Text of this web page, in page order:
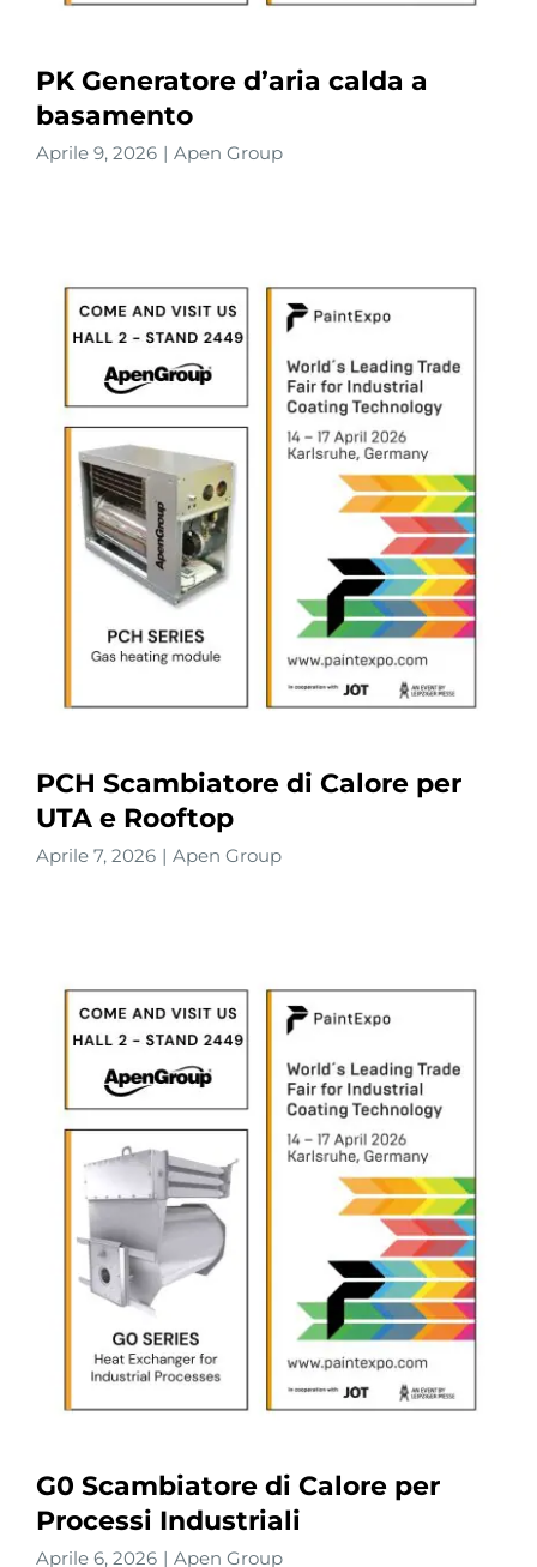
PK Generatore d’aria calda a
basamento
Aprile 9, 2026 | Apen Group
PCH Scambiatore di Calore per
UTA e Rooftop
Aprile 7, 2026 | Apen Group
G0 Scambiatore di Calore per
Processi Industriali
Aprile 6, 2026 | Apen Group